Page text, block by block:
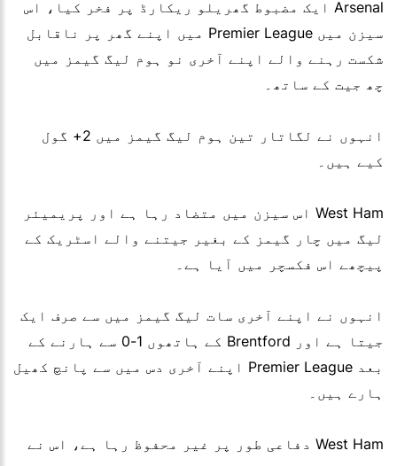
Arsenal ایک مضبوط گھریلو ریکارڈ پر فخر کیا، اس
سیزن میں Premier League میں اپنے گھر پر ناقابل
شکست رہنے والے اپنے آخری نو ہوم لیگ گیمز میں
چھ جیت کے ساتھ۔
انہوں نے لگاتار تین ہوم لیگ گیمز میں 2+ گول
کیے ہیں۔
West Ham اس سیزن میں متضاد رہا ہے اور پریمیئر
لیگ میں چار گیمز کے بغیر جیتنے والے اسٹریک کے
پیچھے اس فکسچر میں آیا ہے۔
انہوں نے اپنے آخری سات لیگ گیمز میں سے صرف ایک
جیتا ہے اور Brentford کے ہاتھوں 1-0 سے ہارنے کے
بعد Premier League اپنے آخری دس میں سے پانچ کھیل
ہارے ہیں۔
West Ham دفاعی طور پر غیر محفوظ رہا ہے، اس نے